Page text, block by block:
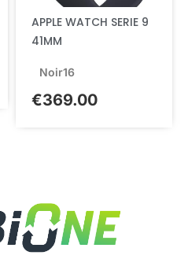
APPLE WATCH SERIE 9
41MM
Noir16
€369.00